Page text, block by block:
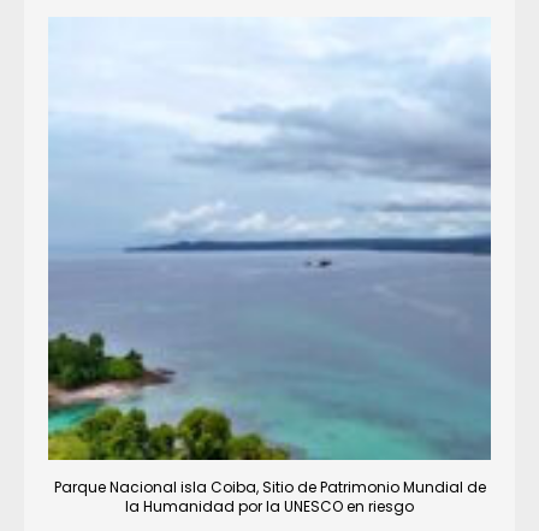
Parque Nacional isla Coiba, Sitio de Patrimonio Mundial de
la Humanidad por la UNESCO en riesgo